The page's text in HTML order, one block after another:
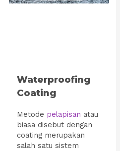
Waterproofing
Coating
Metode pelapisan atau
biasa disebut dengan
coating merupakan
salah satu sistem